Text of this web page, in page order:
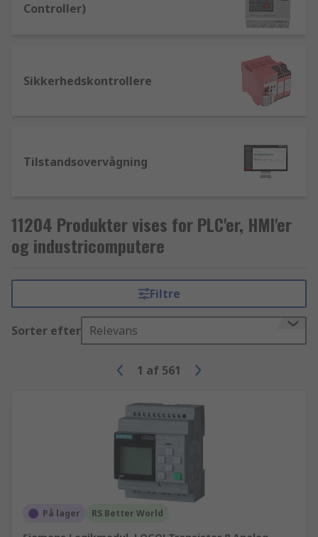
Controller)
Sikkerhedskontrollere
Tilstandsovervågning
11204 Produkter vises for PLC'er, HMI'er
og industricomputere
Filtre
Sorter efter Relevans
1 af 561
På lager RS Better World